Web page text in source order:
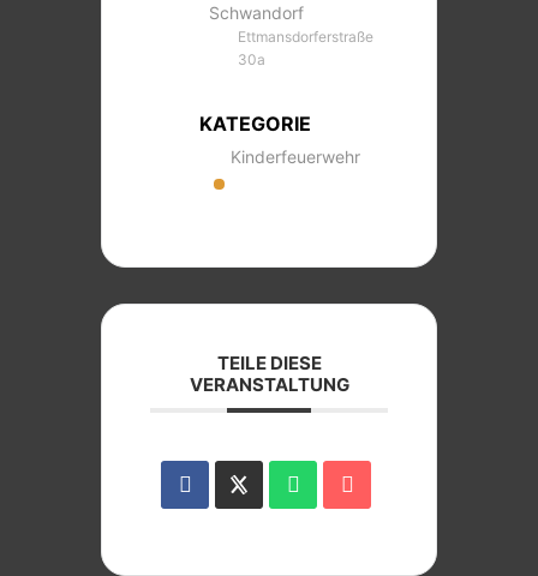
Schwandorf
Ettmansdorferstraße
30a
KATEGORIE
Kinderfeuerwehr
TEILE DIESE
VERANSTALTUNG